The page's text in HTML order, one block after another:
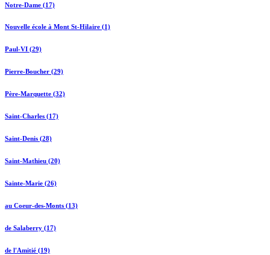
Notre-Dame (17)
Nouvelle école à Mont St-Hilaire (1)
Paul-VI (29)
Pierre-Boucher (29)
Père-Marquette (32)
Saint-Charles (17)
Saint-Denis (28)
Saint-Mathieu (20)
Sainte-Marie (26)
au Coeur-des-Monts (13)
de Salaberry (17)
de l'Amitié (19)